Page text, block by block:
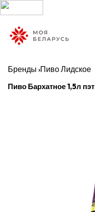
Бренды ›Пиво Лидское
Пиво Бархатное 1,5л